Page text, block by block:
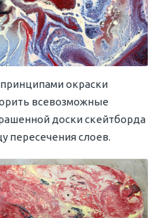
окраски
всевозможные
доски скейтборда
пересечения слоев.